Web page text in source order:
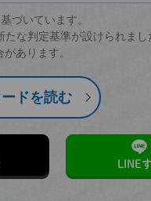
づいています。
な判定基準が設けられまし
あります。
ドを読む
LINE